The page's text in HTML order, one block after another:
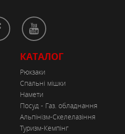
КАТАЛОГ
Рюкзаки
Спальні мішки
Намети
Посуд - Газ. обладнання
Альпінізм-Скелелазіння
Туризм-Кемпінг